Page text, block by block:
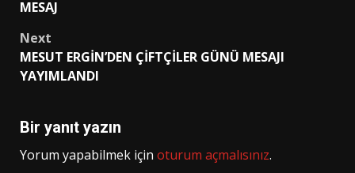
MESAJ
Next
MESUT ERGİN’DEN ÇİFTÇİLER GÜNÜ MESAJI
YAYIMLANDI
Bir yanıt yazın
Yorum yapabilmek için oturum açmalısınız.